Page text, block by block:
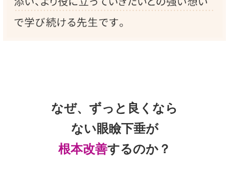
なぜ、ずっと良くなら
ない眼瞼下垂が
根本改善するのか？